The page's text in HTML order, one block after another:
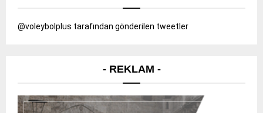
@voleybolplus tarafından gönderilen tweetler
- REKLAM -